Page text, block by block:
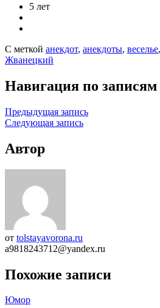
5 лет
С меткой анекдот, анекдоты, веселье,
Жванецкий
Навигация по записям
Предыдущая запись
Следующая запись
Автор
от tolstayavorona.ru
a9818243712@yandex.ru
Похожие записи
Юмор